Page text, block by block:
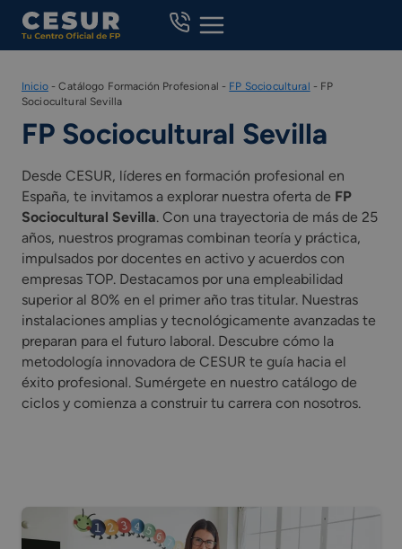
Skip
content
Inicio-Catálogo Formación Profesional - FP Sociocultural - FP
Sociocultural Sevilla
FP Sociocultural Sevilla
Desde CESUR, líderes en formación profesional en
España, te invitamos a explorar nuestra oferta de FP
Sociocultural Sevilla. Con una trayectoria de más de 25
años, nuestros programas combinan teoría y práctica,
impulsados por docentes en activo y acuerdos con
empresas TOP. Destacamos por una empleabilidad
superior al 80% en el primer año tras titular. Nuestras
instalaciones amplias y tecnológicamente avanzadas te
preparan para el futuro laboral. Descubre cómo la
metodología innovadora de CESUR te guía hacia el
éxito profesional. Sumérgete en nuestro catálogo de
ciclos y comienza a construir tu carrera con nosotros.